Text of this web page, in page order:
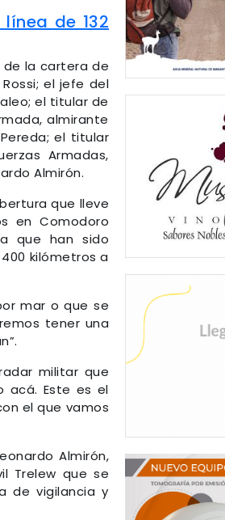
de 132
de la cartera de
el jefe del
el titular de
almirante
el titular
Armadas,
Almirón.
que lleve
en Comodoro
que han sido
kilómetros a
mar o que se
tener una
militar que
acá. Este es el
el que vamos
Almirón,
Trelew que se
de vigilancia y